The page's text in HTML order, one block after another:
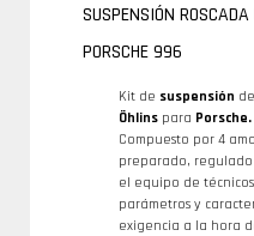
SUSPENSIÓN
PORSCHE 996
Kit de suspensión de
Öhlins para Porsche.
Compuesto por 4
preparado,
el equipo de
parámetros y
exigencia a la hora